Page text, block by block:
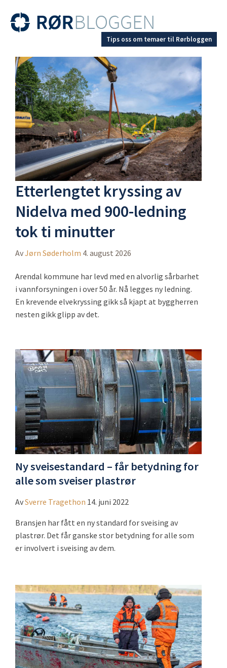
Tips oss om temaer til Rørbloggen
Etterlengtet kryssing av
Nidelva med 900-ledning
tok ti minutter
AvJørn Søderholm 4. august 2026
Arendal kommune har levd med en alvorlig sårbarhet
i vannforsyningen i over 50 år. Nå legges ny ledning.
En krevende elvekryssing gikk så kjapt at byggherren
nesten gikk glipp av det.
Ny sveisestandard – får betydning for
alle som sveiser plastrør
AvSverre Tragethon 14. juni 2022
Bransjen har fått en ny standard for sveising av
plastrør. Det får ganske stor betydning for alle som
er involvert i sveising av dem.